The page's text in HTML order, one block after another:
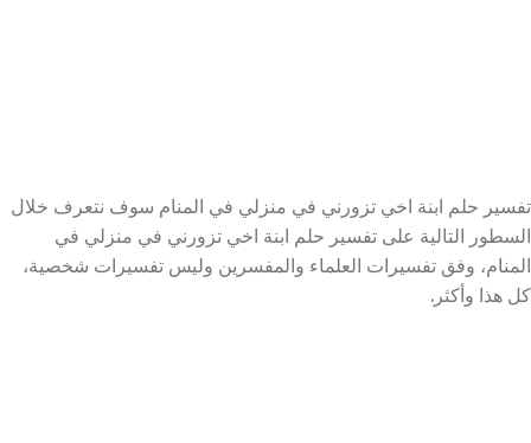
تفسير حلم ابنة اخي تزورني في منزلي في المنام سوف نتعرف خلال
السطور التالية على تفسير حلم ابنة اخي تزورني في منزلي في
المنام، وفق تفسيرات العلماء والمفسرين وليس تفسيرات شخصية،
كل هذا وأكثر.